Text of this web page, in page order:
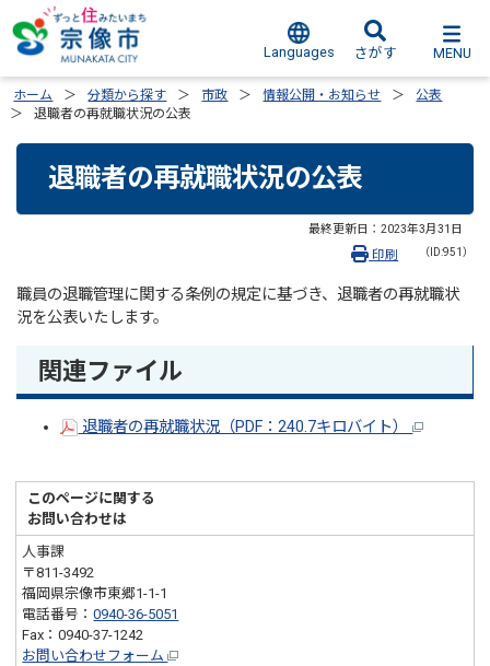
Languages さがす MENU
ホーム 分類から探す 市政 情報公開・お知らせ
公表
退職者の再就職状況の公表
退職者の再就職状況の公表
最終更新日： 2023年3月31日
（ID:951）
印刷
職員の退職管理に関する条例の規定に基づき、退職者の再就職状
況を公表いたします。
関連ファイル
退職者の再就職状況（PDF：240.7キロバイト）
このページに関する
お問い合わせは
人事課
〒811-3492
福岡県宗像市東郷1-1-1
電話番号：0940-36-5051
Fax：0940-37-1242
お問い合わせフォーム